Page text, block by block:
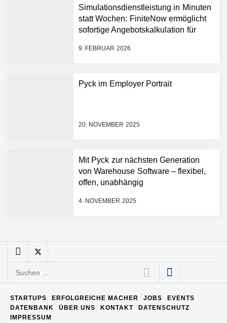
Simulationsdienstleistung in Minuten
statt Wochen: FiniteNow ermöglicht
sofortige Angebotskalkulation für
9. FEBRUAR 2026
Pyck im Employer Portrait
20. NOVEMBER 2025
Mit Pyck zur nächsten Generation
von Warehouse Software – flexibel,
offen, unabhängig
4. NOVEMBER 2025
Humanoider Roboter bringt
Hightech ins Stadion
Simulationsdienstleistung in
Minuten statt Wochen:
FiniteNow ermöglicht
Entwicklungsprozesse
Maximilian Mack von Pyck
Software – flexibel, offen,
ELOPRINT im Employer
Portrait
Suchen
STARTUPS ERFOLGREICHE MACHER JOBS
EVENTS
DATENBANK
ÜBER UNS KONTAKT
DATENSCHUTZ
IMPRESSUM